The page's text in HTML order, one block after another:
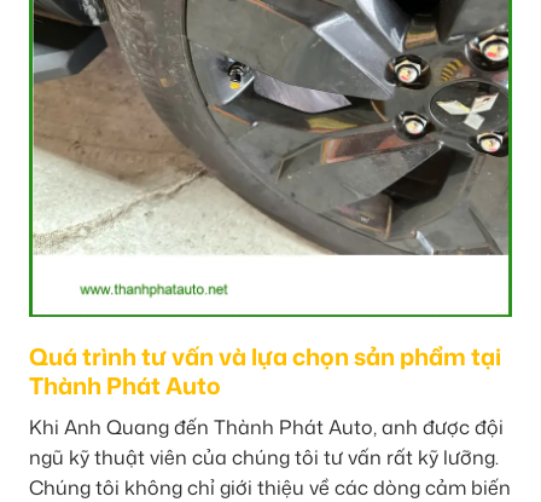
Quá trình tư vấn và lựa chọn sản phẩm tại
Thành Phát Auto
Khi Anh Quang đến Thành Phát Auto, anh được đội
ngũ kỹ thuật viên của chúng tôi tư vấn rất kỹ lưỡng.
Chúng tôi không chỉ giới thiệu về các dòng cảm biến